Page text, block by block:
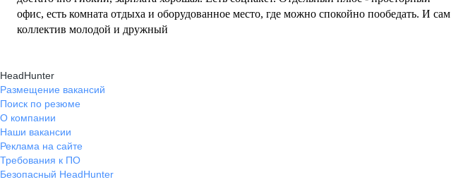
офис, есть комната отдыха и оборудованное место, где можно спокойно пообедать. И сам
коллектив молодой и дружный
HeadHunter
Размещение вакансий
Поиск по резюме
О компании
Наши вакансии
Реклама на сайте
Требования к ПО
Безопасный HeadHunter